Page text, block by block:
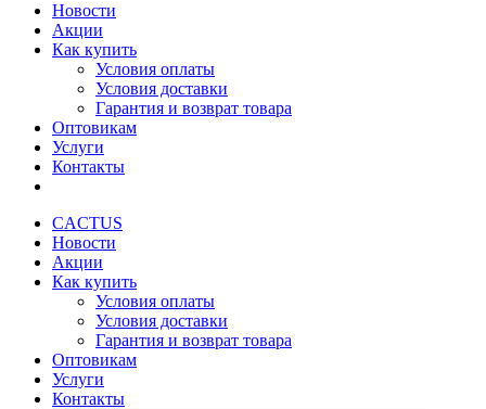
Новости
Акции
Как купить
Условия оплаты
Условия доставки
Гарантия и возврат товара
Оптовикам
Услуги
Контакты
CACTUS
Новости
Акции
Как купить
Условия оплаты
Условия доставки
Гарантия и возврат товара
Оптовикам
Услуги
Контакты